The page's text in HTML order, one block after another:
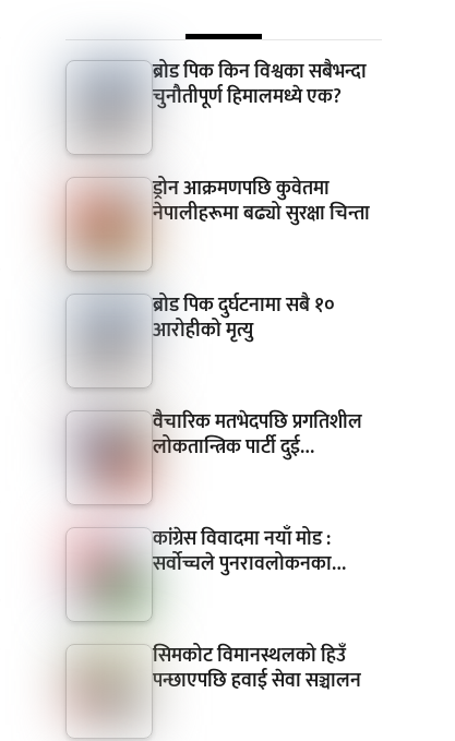
ब्रोड पिक किन विश्वका सबैभन्दा
चुनौतीपूर्ण हिमालमध्ये एक?
ड्रोन आक्रमणपछि कुवेतमा
नेपालीहरूमा बढ्यो सुरक्षा चिन्ता
ब्रोड पिक दुर्घटनामा सबै १०
आरोहीको मृत्यु
वैचारिक मतभेदपछि प्रगतिशील
लोकतान्त्रिक पार्टी दुई…
कांग्रेस विवादमा नयाँ मोड :
सर्वोच्चले पुनरावलोकनका…
सिमकोट विमानस्थलको हिउँ
पन्छाएपछि हवाई सेवा सञ्चालन